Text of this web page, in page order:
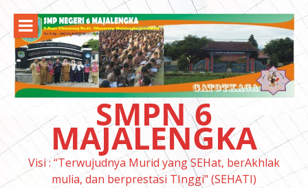
konten
SMPN 6
MAJALENGKA
Visi : “Terwujudnya Murid yang SEHat, berAkhlak
mulia, dan berprestasi TInggi" (SEHATI)